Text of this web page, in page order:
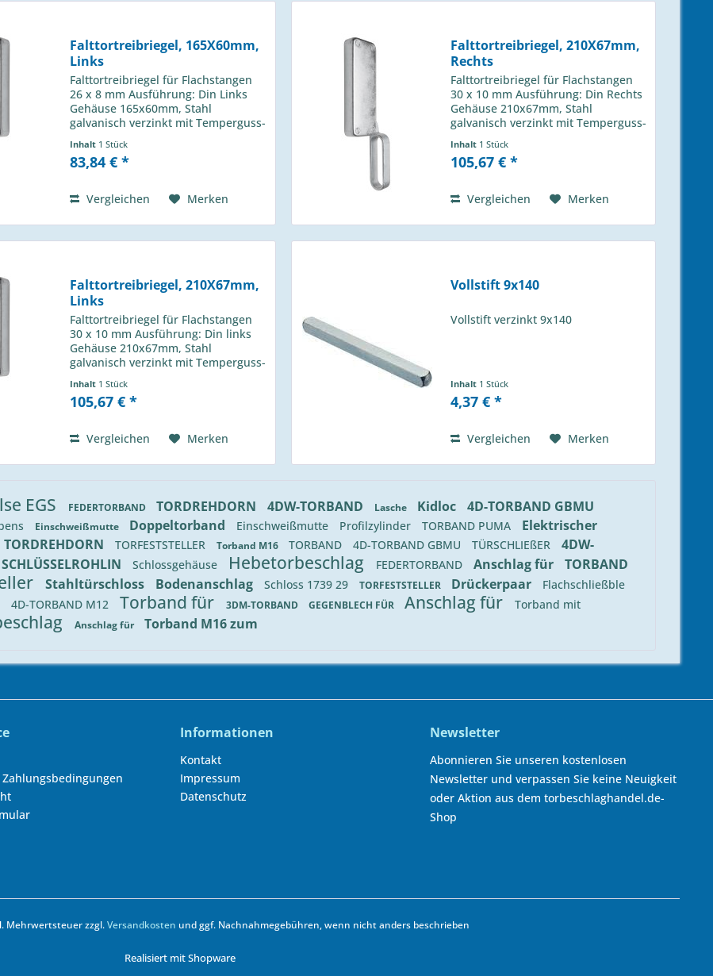
Falttortreibriegel, 165X60mm,
Links
Falttortreibriegel für Flachstangen
26 x 8 mm Ausführung: Din Links
Gehäuse 165x60mm, Stahl
galvanisch verzinkt mit Temperguss-
Gelenken Hub 30 mm
Inhalt 1 Stück
83,84 € *
Vergleichen Merken
Falttortreibriegel, 210X67mm,
Rechts
Falttortreibriegel für Flachstangen
30 x 10 mm Ausführung: Din Rechts
Gehäuse 210x67mm, Stahl
galvanisch verzinkt mit Temperguss-
Gelenken Hub 30 mm
Inhalt 1 Stück
105,67 € *
Vergleichen Merken
Falttortreibriegel, 210X67mm,
Links
Falttortreibriegel für Flachstangen
30 x 10 mm Ausführung: Din links
Gehäuse 210x67mm, Stahl
galvanisch verzinkt mit Temperguss-
Gelenken Hub 30 mm
Inhalt 1 Stück
105,67 € *
Vergleichen Merken
Vollstift 9x140
Vollstift verzinkt 9x140
Inhalt 1 Stück
4,37 € *
Vergleichen Merken
EGS FEDERTORBAND TORDREHDORN 4DW-TORBAND Lasche Kidloc 4D-TORBAND GBMU
Einschweißmutte Doppeltorband Einschweißmutte Profilzylinder TORBAND PUMA Elektrischer
TORDREHDORN TORFESTSTELLER Torband M16 TORBAND 4D-TORBAND GBMU TÜRSCHLIEßER
4DW-
SCHLÜSSELROHLIN Schlossgehäuse Hebetorbeschlag FEDERTORBAND Anschlag für TORBAND
Stahltürschloss Bodenanschlag Schloss 1739 29 TORFESTSTELLER Drückerpaar
Flachschließble
4D-TORBAND M12 Torband für 3DM-TORBAND GEGENBLECH FÜR Anschlag für Torband mit
Anschlag für Torband M16 zum
Informationen
Kontakt
Impressum
Datenschutz
Newsletter
Abonnieren Sie unseren kostenlosen
Newsletter und verpassen Sie keine Neuigkeit
oder Aktion aus dem torbeschlaghandel.de-
Shop
Mehrwertsteuer zzgl.Versandkosten und ggf. Nachnahmegebühren, wenn nicht anders beschrieben
Realisiert mit Shopware